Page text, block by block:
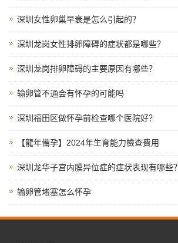
深圳女性卵巢早衰是怎么引起的？
深圳龙岗女性排卵障碍的症状都是哪些？
深圳龙岗排卵障碍的主要原因有哪些？
输卵管不通会有怀孕的可能吗
深圳福田区做怀孕前检查哪个医院好？
【龍年備孕】2024年生育能力檢查費用
深圳龙华子宫内膜异位症的症状表现有哪些？
输卵管堵塞怎么怀孕